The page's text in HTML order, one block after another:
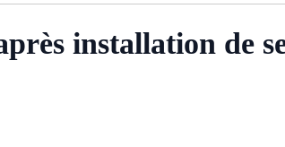
installation de